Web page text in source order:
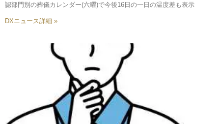
認部門別の葬儀カレンダー(六曜)で今後16日の一日の温度差も表示
DXニュース詳細 »